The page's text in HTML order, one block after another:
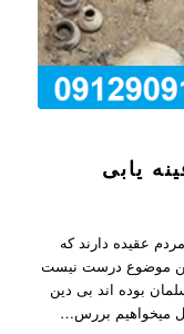
یابی
عقیده دارند که
موضوع درست نیست
بوده اند بی دین
میخواهیم بررس…